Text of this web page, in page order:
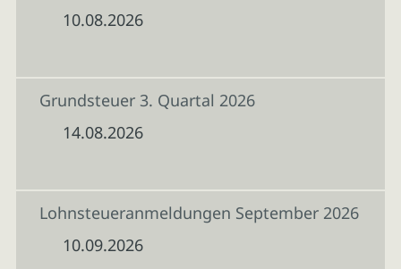
10.08.2026
Grundsteuer 3. Quartal 2026
14.08.2026
Lohnsteueranmeldungen September 2026
10.09.2026